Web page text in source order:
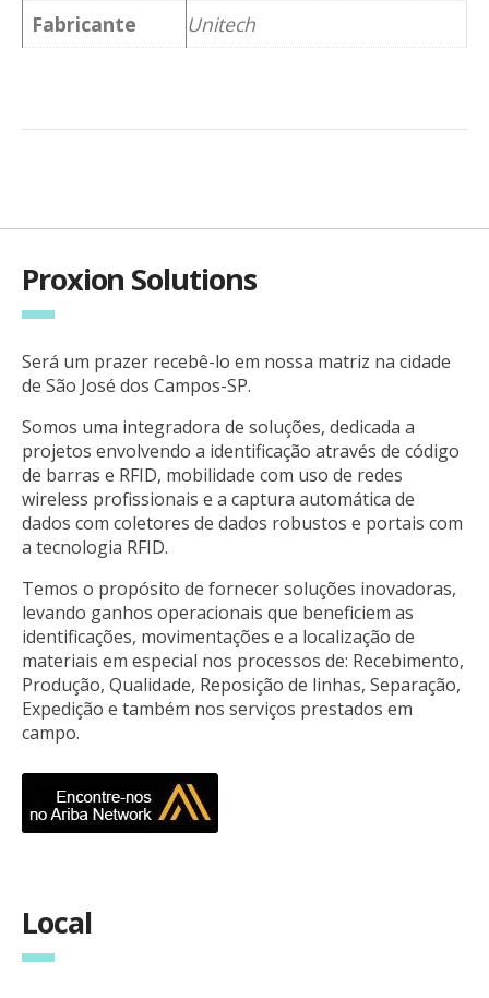
Fabricante Unitech
Proxion Solutions
Será um prazer recebê-lo em nossa matriz na cidade
de São José dos Campos-SP.
Somos uma integradora de soluções, dedicada a
projetos envolvendo a identificação através de código
de barras e RFID, mobilidade com uso de redes
wireless profissionais e a captura automática de
dados com coletores de dados robustos e portais com
a tecnologia RFID.
Temos o propósito de fornecer soluções inovadoras,
levando ganhos operacionais que beneficiem as
identificações, movimentações e a localização de
materiais em especial nos processos de: Recebimento,
Produção, Qualidade, Reposição de linhas, Separação,
Expedição e também nos serviços prestados em
campo.
Local